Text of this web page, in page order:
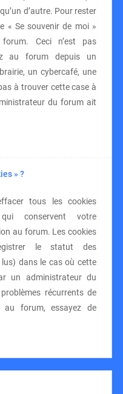
d’autre. Pour rester
« Se souvenir de moi »
Ceci n’est pas
au forum depuis un
un cybercafé, une
à trouver cette case à
du forum ait
» ?
tous les cookies
conservent votre
au forum. Les cookies
le statut des
dans le cas où cette
un administrateur du
récurrents de
au forum, essayez de